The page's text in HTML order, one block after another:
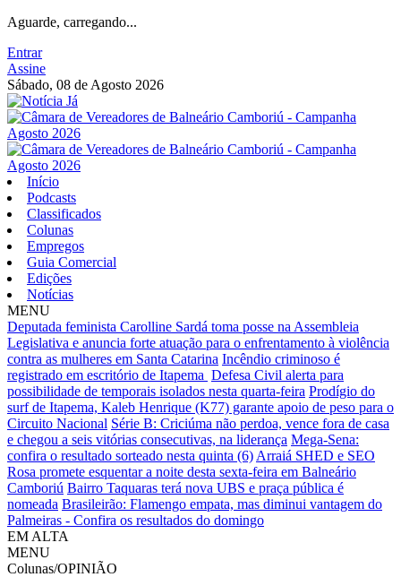
Aguarde, carregando...
Entrar
Assine
Sábado, 08 de Agosto 2026
Início
Podcasts
Classificados
Colunas
Empregos
Guia Comercial
Edições
Notícias
MENU
Deputada feminista Carolline Sardá toma posse na Assembleia
Legislativa e anuncia forte atuação para o enfrentamento à violência
contra as mulheres em Santa Catarina Incêndio criminoso é
registrado em escritório de Itapema Defesa Civil alerta para
possibilidade de temporais isolados nesta quarta-feira Prodígio do
surf de Itapema, Kaleb Henrique (K77) garante apoio de peso para o
Circuito Nacional Série B: Criciúma não perdoa, vence fora de casa
e chegou a seis vitórias consecutivas, na liderança Mega-Sena:
confira o resultado sorteado nesta quinta (6) Arraiá SHED e SEO
Rosa promete esquentar a noite desta sexta-feira em Balneário
Camboriú Bairro Taquaras terá nova UBS e praça pública é
nomeada Brasileirão: Flamengo empata, mas diminui vantagem do
Palmeiras - Confira os resultados do domingo
EM ALTA
MENU
Colunas/OPINIÃO